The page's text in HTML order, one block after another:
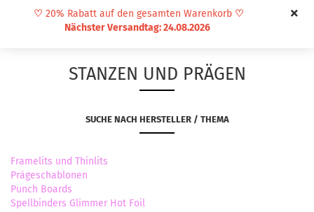
♡ 20% Rabatt auf den gesamten Warenkorb ♡
Nächster Versandtag: 24.08.2026
STANZEN UND PRÄGEN
SUCHE NACH HERSTELLER / THEMA
Framelits und Thinlits
Prägeschablonen
Punch Boards
Spellbinders Glimmer Hot Foil